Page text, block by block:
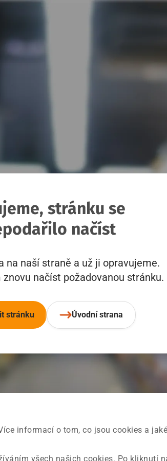
informací o tom, co jsou cookies a
všech našich cookies. Po kliknutí
stránku se
načíst
na naší straně a už ji opravujeme.
načíst požadovanou stránku.
stránku Úvodní strana